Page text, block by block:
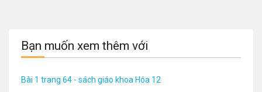
Bạn muốn xem thêm với
Bài 1 trang 64 - sách giáo khoa Hóa 12